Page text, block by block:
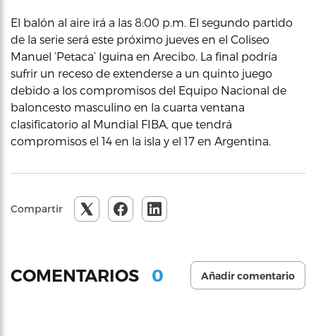
El balón al aire irá a las 8:00 p.m. El segundo partido
de la serie será este próximo jueves en el Coliseo
Manuel ‘Petaca’ Iguina en Arecibo. La final podría
sufrir un receso de extenderse a un quinto juego
debido a los compromisos del Equipo Nacional de
baloncesto masculino en la cuarta ventana
clasificatorio al Mundial FIBA, que tendrá
compromisos el 14 en la isla y el 17 en Argentina.
Compartir
COMENTARIOS 0 Añadir comentario